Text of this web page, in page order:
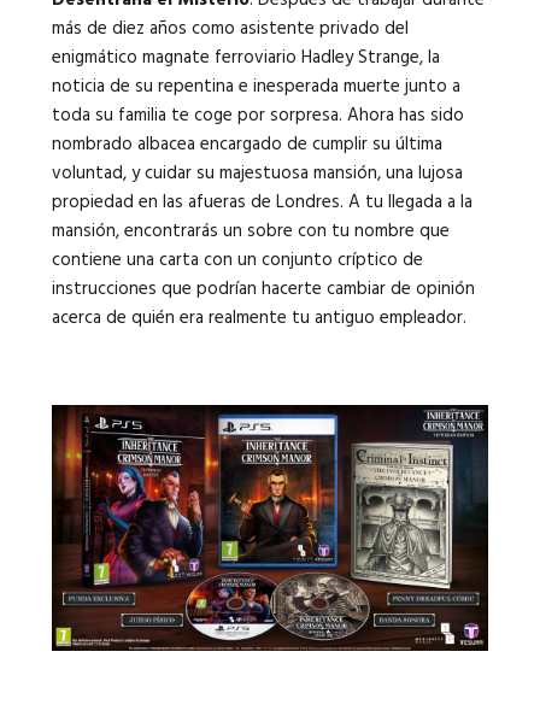
más de diez años como asistente privado del
enigmático magnate ferroviario Hadley Strange, la
noticia de su repentina e inesperada muerte junto a
toda su familia te coge por sorpresa. Ahora has sido
nombrado albacea encargado de cumplir su última
voluntad, y cuidar su majestuosa mansión, una lujosa
propiedad en las afueras de Londres. A tu llegada a la
mansión, encontrarás un sobre con tu nombre que
contiene una carta con un conjunto críptico de
instrucciones que podrían hacerte cambiar de opinión
acerca de quién era realmente tu antiguo empleador.